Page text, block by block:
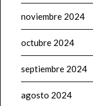
noviembre 2024
octubre 2024
septiembre 2024
agosto 2024